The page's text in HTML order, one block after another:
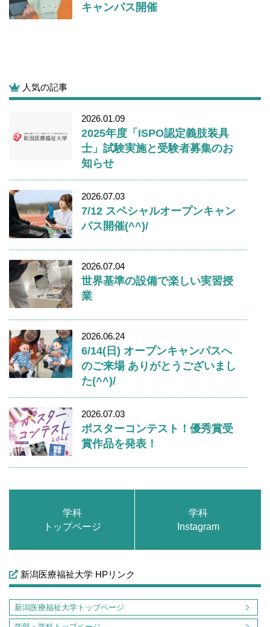
キャンパス開催
人気の記事
2026.01.09
2025年度「ISPO認定義肢装具
士」試験実施と受験者募集のお
知らせ
2026.07.03
7/12 スペシャルオープンキャン
パス開催(^^)/
2026.07.04
世界基準の設備で楽しい実習授
業
2026.06.24
6/14(日) オープンキャンパスへ
のご来場 ありがとうございまし
た(^^)/
2026.07.03
ポスターコンテスト！優秀賞受
賞作品を発表！
学科
トップページ
学科
Instagram
新潟医療福祉大学 HPリンク
新潟医療福祉大学トップページ